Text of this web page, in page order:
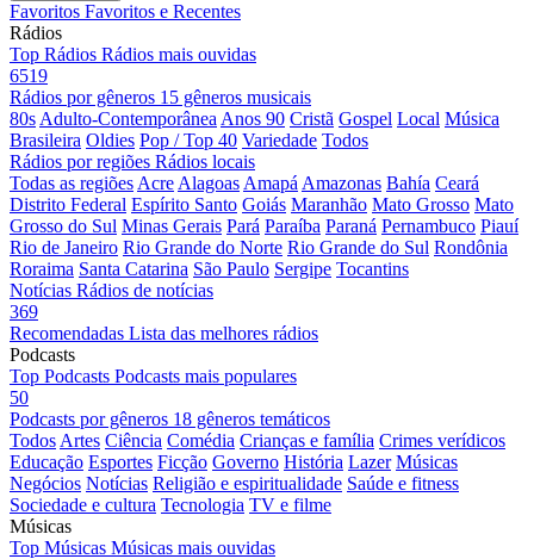
Favoritos Favoritos e Recentes
Rádios
Top Rádios Rádios mais ouvidas
6519
Rádios por gêneros 15 gêneros musicais
80s Adulto-Contemporânea Anos 90 Cristã Gospel Local Música
Brasileira Oldies Pop / Top 40 Variedade Todos
Rádios por regiões Rádios locais
Todas as regiões Acre Alagoas Amapá Amazonas Bahía Ceará
Distrito Federal Espírito Santo Goiás Maranhão Mato Grosso Mato
Grosso do Sul Minas Gerais Pará Paraíba Paraná Pernambuco Piauí
Rio de Janeiro Rio Grande do Norte Rio Grande do Sul Rondônia
Roraima Santa Catarina São Paulo Sergipe Tocantins
Notícias Rádios de notícias
369
Recomendadas Lista das melhores rádios
Podcasts
Top Podcasts Podcasts mais populares
50
Podcasts por gêneros 18 gêneros temáticos
Todos Artes Ciência Comédia Crianças e família Crimes verídicos
Educação Esportes Ficção Governo História Lazer Músicas
Negócios Notícias Religião e espiritualidade Saúde e fitness
Sociedade e cultura Tecnologia TV e filme
Músicas
Top Músicas Músicas mais ouvidas